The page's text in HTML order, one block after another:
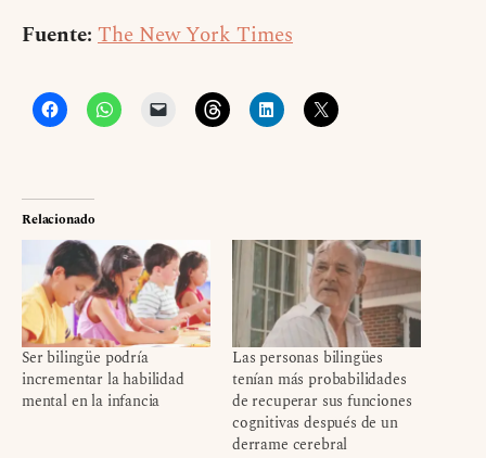
Fuente: The New York Times
Relacionado
Ser bilingüe podría
incrementar la habilidad
mental en la infancia
Las personas bilingües
tenían más probabilidades
de recuperar sus funciones
cognitivas después de un
derrame cerebral